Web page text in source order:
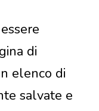
di
elenco di
salvate e